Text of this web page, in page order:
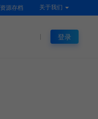
资源存档 关于我们
登录